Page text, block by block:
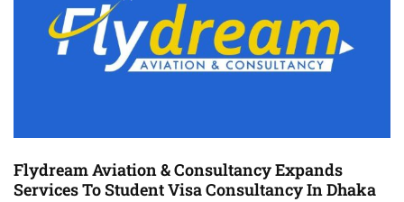
Flydream Aviation & Consultancy Expands
Services To Student Visa Consultancy In Dhaka